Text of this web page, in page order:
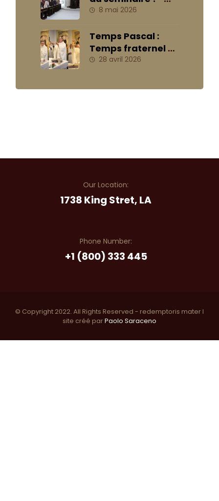
08/05/2026
8 mai 2026
Temps Pascal :
Temps fraternel –
avril 2026
28 avril 2026
Our Location:
1738 King Stret, LA
Phone Number:
+1 (800) 333 445
© Copyright 2022. All Rights Reserved - redemptoris mater I
site créé parPaolo Saraceno